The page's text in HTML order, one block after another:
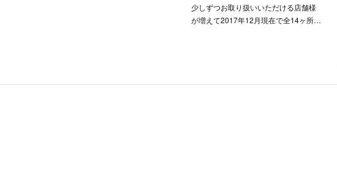
少しずつお取り扱いいただける店舗様
が増えて2017年12月現在で全14ヶ所…